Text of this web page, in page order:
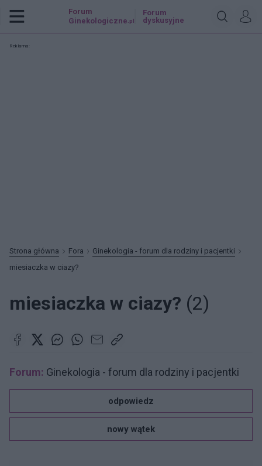
Forum
Ginekologiczne .pl
Forum
dyskusyjne
Reklama:
Strona główna Fora
Ginekologia - forum dla rodziny i pacjentki
miesiaczka w ciazy?
miesiaczka w ciazy? (2)
Forum: Ginekologia - forum dla rodziny i pacjentki
odpowiedz
nowy wątek